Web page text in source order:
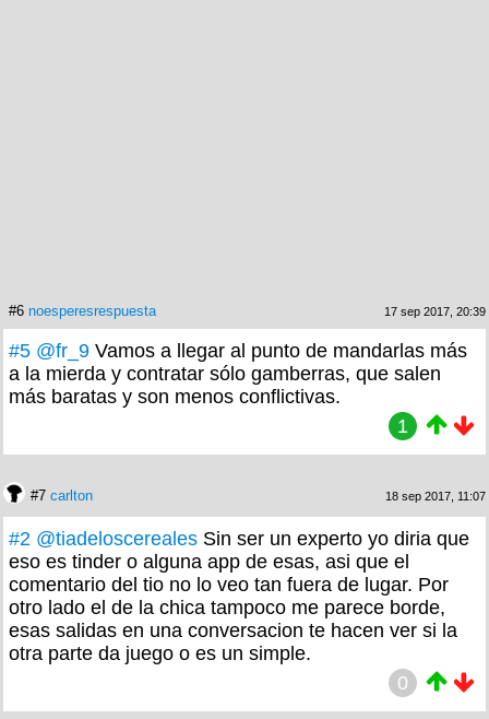
#6 noesperesrespuesta 17 sep 2017, 20:39
#5 @fr_9 Vamos a llegar al punto de mandarlas más
a la mierda y contratar sólo gamberras, que salen
más baratas y son menos conflictivas.
1
#7 carlton 18 sep 2017, 11:07
#2 @tiadeloscereales Sin ser un experto yo diria que
eso es tinder o alguna app de esas, asi que el
comentario del tio no lo veo tan fuera de lugar. Por
otro lado el de la chica tampoco me parece borde,
esas salidas en una conversacion te hacen ver si la
otra parte da juego o es un simple.
0